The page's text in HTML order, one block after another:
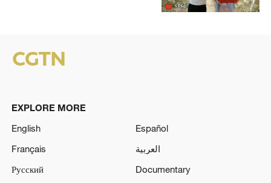
EXPLORE MORE
English
Español
Français
العربية
Русский
Documentary